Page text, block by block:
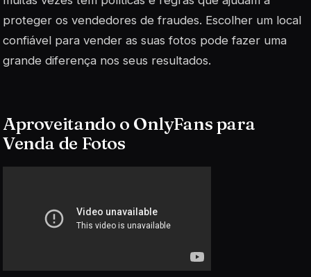
proteger os vendedores de fraudes. Escolher um local
confiável para vender as suas fotos pode fazer uma
grande diferença nos seus resultados.
Aproveitando o OnlyFans para
Venda de Fotos